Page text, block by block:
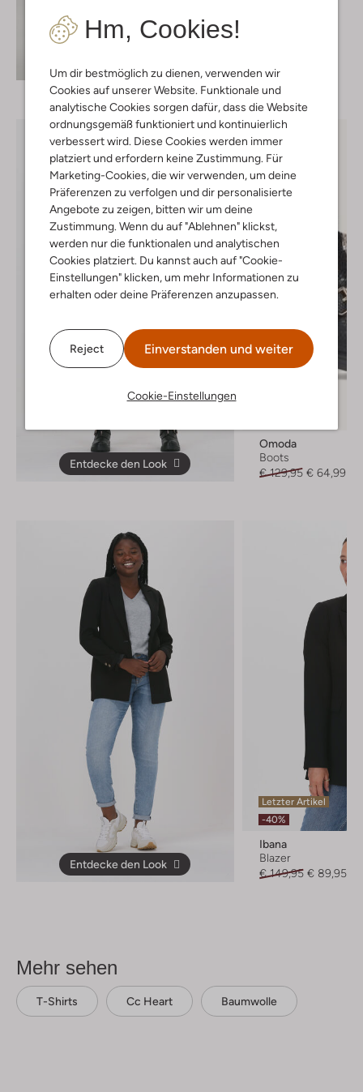
Hm, Cookies!
Um dir bestmöglich zu dienen, verwenden wir
Cookies auf unserer Website. Funktionale und
analytische Cookies sorgen dafür, dass die Website
ordnungsgemäß funktioniert und kontinuierlich
verbessert wird. Diese Cookies werden immer
platziert und erfordern keine Zustimmung. Für
Marketing-Cookies, die wir verwenden, um deine
Präferenzen zu verfolgen und dir personalisierte
Angebote zu zeigen, bitten wir um deine
Zustimmung. Wenn du auf "Ablehnen" klickst,
werden nur die funktionalen und analytischen
Cookies platziert. Du kannst auch auf "Cookie-
Einstellungen" klicken, um mehr Informationen zu
erhalten oder deine Präferenzen anzupassen.
Reject Einverstanden und weiter
Cookie-Einstellungen
Entdecke den Look
Omoda
Boots
€ 129,95 € 64,99
Entdecke den Look
Letzter Artikel
-40%
Ibana
Blazer
€ 149,95 € 89,95
Mehr sehen
T-Shirts Cc Heart Baumwolle